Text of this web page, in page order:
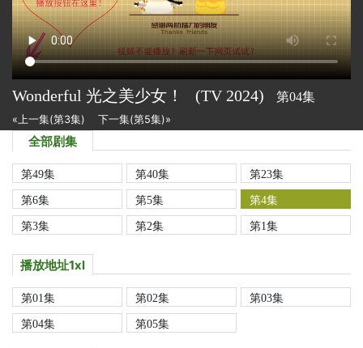
Wonderful 光之美少女！ (TV 2024) 第04集
«上一集(第3集) 下一集(第5集)»
全部剧集
第49集 第40集
第23集
第6集
第5集
第4集
第3集
第2集 第1集
播放地址1xl
第01集 第02集
第03集
第04集
第05集